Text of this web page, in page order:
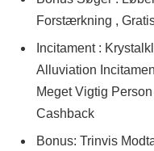
Forstærkning ,
Incitament :
Alluviation
Meget Vigtig
Cashback
Bonus: Trinvis